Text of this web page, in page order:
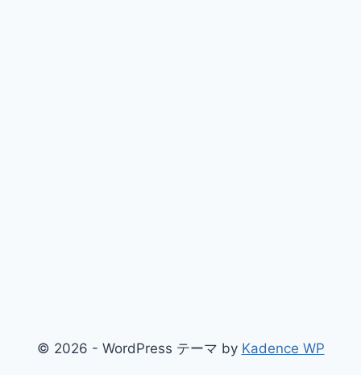
© 2026 - WordPress テーマ by Kadence WP